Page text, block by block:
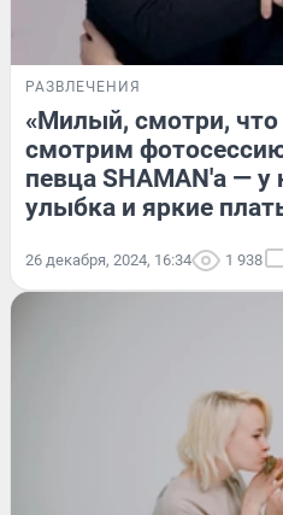
РАЗВЛЕЧЕНИЯ
«Милый, смотри, что
смотрим
певца SHAMAN'а — у
улыбка и яркие
26 декабря, 2024, 16:34 1 938